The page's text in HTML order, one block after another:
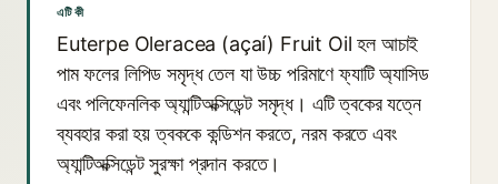
এটি কী
Euterpe Oleracea (açaí) Fruit Oil হল আচাই
পাম ফলের লিপিড সমৃদ্ধ তেল যা উচ্চ পরিমাণে ফ্যাটি অ্যাসিড
এবং পলিফেনলিক অ্যান্টিঅক্সিডেন্ট সমৃদ্ধ। এটি ত্বকের যত্নে
ব্যবহার করা হয় ত্বককে কন্ডিশন করতে, নরম করতে এবং
অ্যান্টিঅক্সিডেন্ট সুরক্ষা প্রদান করতে।